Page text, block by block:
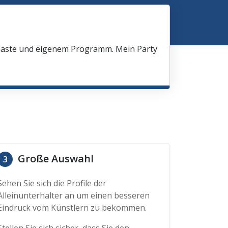
und eigenem Programm. Mein Party
3 Große Auswahl
Sie sich die Profile der
an um einen besseren
vom Künstlern zu bekommen.